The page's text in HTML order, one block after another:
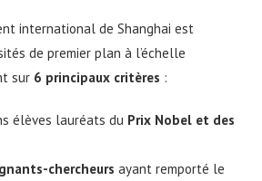
international de Shanghai est
de premier plan à l’échelle
sur 6 principaux critères :
élèves lauréats du Prix Nobel et des
chercheurs ayant remporté le